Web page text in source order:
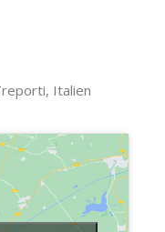
Italien